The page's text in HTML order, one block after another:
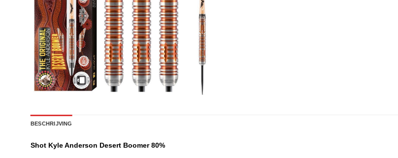
BESCHRIJVING
Shot Kyle Anderson Desert Boomer 80%